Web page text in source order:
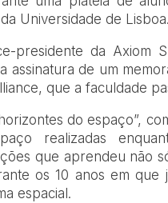
Universidade de Lisboa.
presidente da Axiom
assinatura de um
que a faculdade
do espaço”,
realizadas
que aprendeu não
os 10 anos em
espacial.